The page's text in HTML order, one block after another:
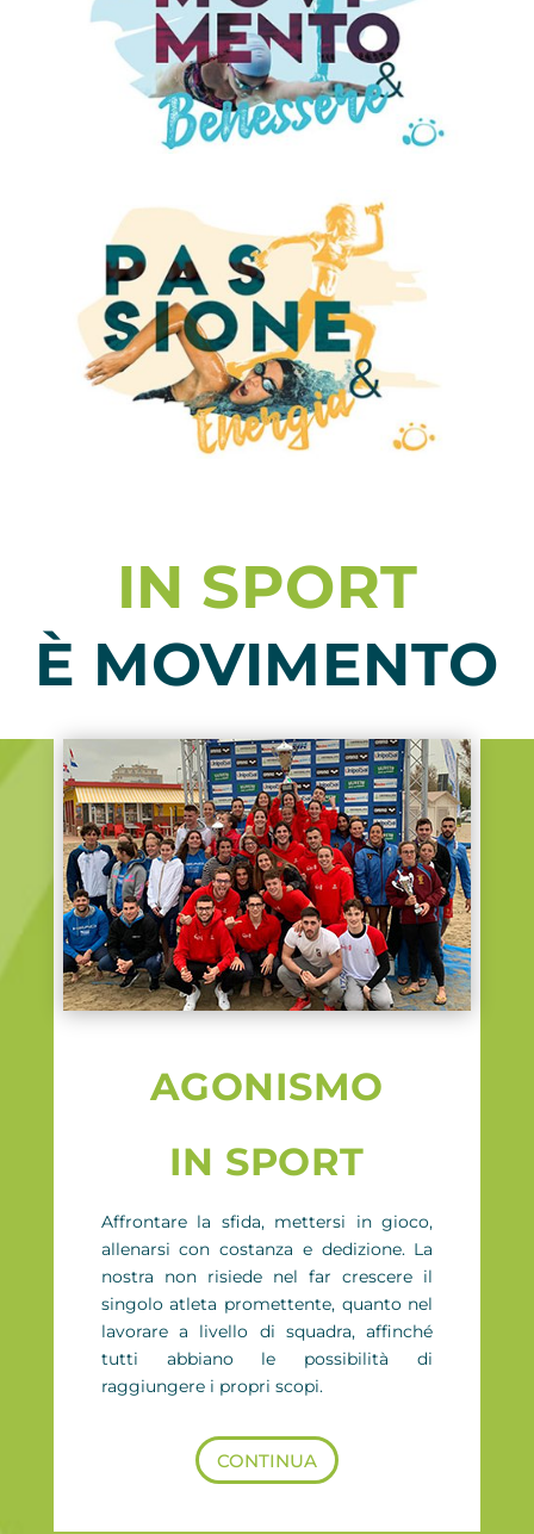
IN SPORT
È MOVIMENTO
AGONISMO
IN SPORT
Affrontare la sfida, mettersi in gioco,
allenarsi con costanza e dedizione. La
nostra non risiede nel far crescere il
singolo atleta promettente, quanto nel
lavorare a livello di squadra, affinché
tutti abbiano le possibilità di
raggiungere i propri scopi.
CONTINUA